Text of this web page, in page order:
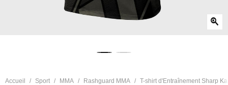
zoom_in
Accueil Sport MMA Rashguard MMA T-shirt d'Entraînement Sharp